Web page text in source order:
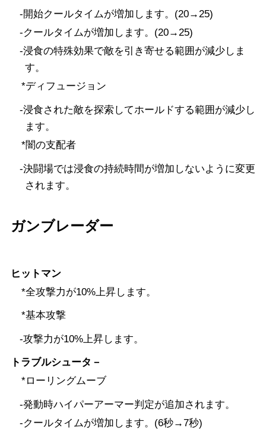
-開始クールタイムが増加します。(20→25)
-クールタイムが増加します。(20→25)
-浸食の特殊効果で敵を引き寄せる範囲が減少しま
す。
*ディフュージョン
-浸食された敵を探索してホールドする範囲が減少し
ます。
*闇の支配者
-決闘場では浸食の持続時間が増加しないように変更
されます。
ガンブレーダー
ヒットマン
*全攻撃力が10%上昇します。
*基本攻撃
-攻撃力が10%上昇します。
トラブルシュータ－
*ローリングムーブ
-発動時ハイパーアーマー判定が追加されます。
-クールタイムが増加します。(6秒→7秒)